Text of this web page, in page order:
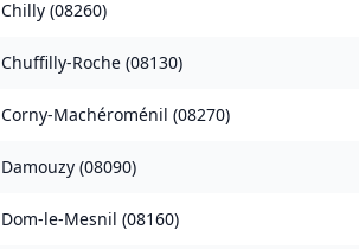
Chilly (08260)
Chuffilly-Roche (08130)
Corny-Machéroménil (08270)
Damouzy (08090)
Dom-le-Mesnil (08160)